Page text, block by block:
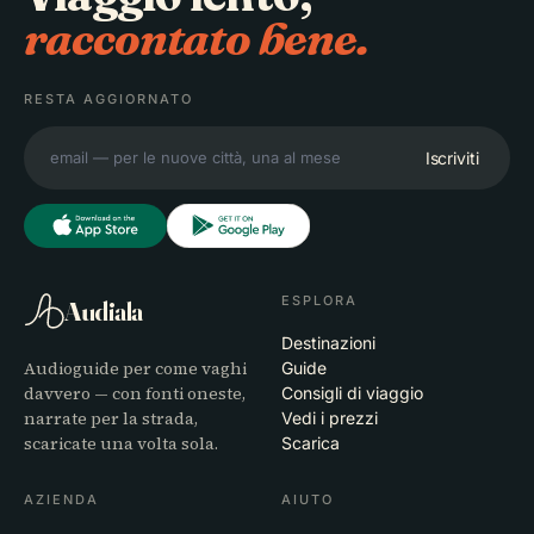
raccontato bene.
RESTA AGGIORNATO
Iscriviti
Audiala
Audioguide per come vaghi
davvero — con fonti oneste,
narrate per la strada,
scaricate una volta sola.
ESPLORA
Destinazioni
Guide
Consigli di viaggio
Vedi i prezzi
Scarica
AZIENDA AIUTO